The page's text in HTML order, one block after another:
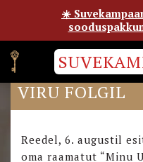
“MINU
VIRU FOLGIL
Reedel, 6. augustil
oma raamatut “Minu
☀️